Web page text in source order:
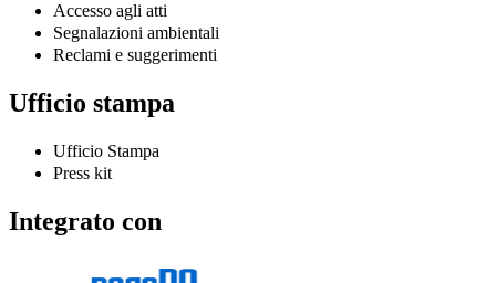
Accesso agli atti
Segnalazioni ambientali
Reclami e suggerimenti
Ufficio stampa
Ufficio Stampa
Press kit
Integrato con